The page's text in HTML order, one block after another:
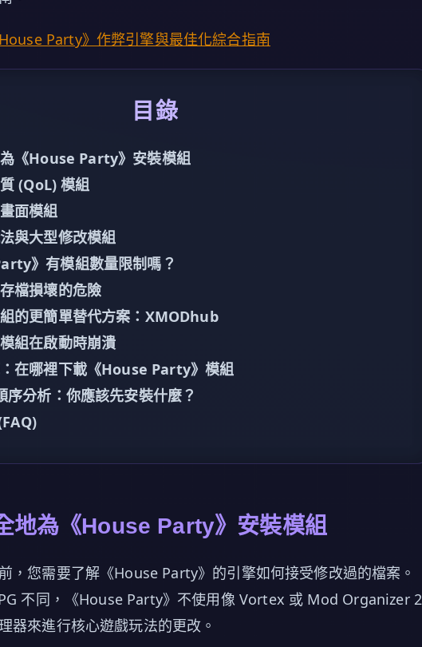
House Party》作弊引擎與最佳化綜合指南
目錄
《House Party》安裝模組
(QoL) 模組
面模組
與大型修改模組
》有模組數量限制嗎？
檔損壞的危險
的更簡單替代方案：XMODhub
組在啟動時崩潰
在哪裡下載《House Party》模組
序分析：你應該先安裝什麼？
地為《House Party》安裝模組
，您需要了解《House Party》的引擎如何接受修改過的檔案。
不同，《House Party》不使用像 Vortex 或 Mod Organizer 2
器來進行核心遊戲玩法的更改。